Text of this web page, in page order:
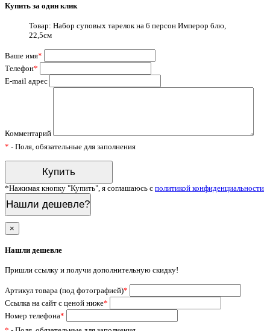
Купить за один клик
Товар: Набор суповых тарелок на 6 персон Имперор блю,
22,5см
Ваше имя*
Телефон*
E-mail адрес
Комментарий
* - Поля, обязательные для заполнения
*Нажимая кнопку "Купить", я соглашаюсь с политикой конфиденциальности
Нашли дешевле?
×
Нашли дешевле
Пришли ссылку и получи дополнительную скидку!
Артикул товара (под фотографией)*
Ссылка на сайт с ценой ниже*
Номер телефона*